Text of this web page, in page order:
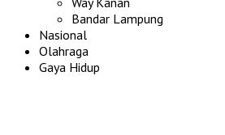
Bandar Lampung
Nasional
Olahraga
Gaya Hidup